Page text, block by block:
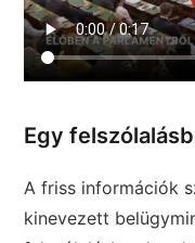
Egy
A friss információk
kinevezett